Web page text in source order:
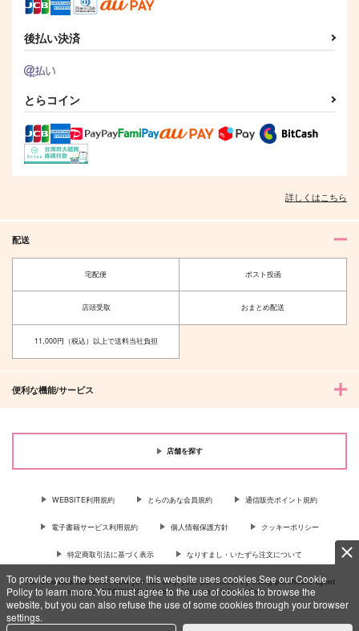
To provide you the best service, this website uses cookies.See our Cookie
Policy to learn more.You must agree to the use of cookies to browse the
website, but you can also refuse the use of some cookies through your browser
settings.
後払い決済
とらコイン
詳しくはこちら
配送
宅配便 ポスト投函
店頭受取 おまとめ配送
11,000円（税込）以上で送料当社負担
便利な機能/サービス
店舗を探す
WEBSITE利用規約 とらのあな会員規約 通信販売ポイント規約
電子書籍サービス利用規約 個人情報保護方針 クッキーポリシー
特定商取引法に基づく表示 なりすまし・いたずら注文について
For Overseas customer, now you can ship your purchases by using purchases agent
services “AOCS”! Click {more…} for more information …more